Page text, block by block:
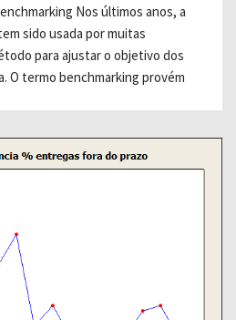
Nos últimos anos, a
sido usada por muitas
para ajustar o objetivo dos
O termo benchmarking provém